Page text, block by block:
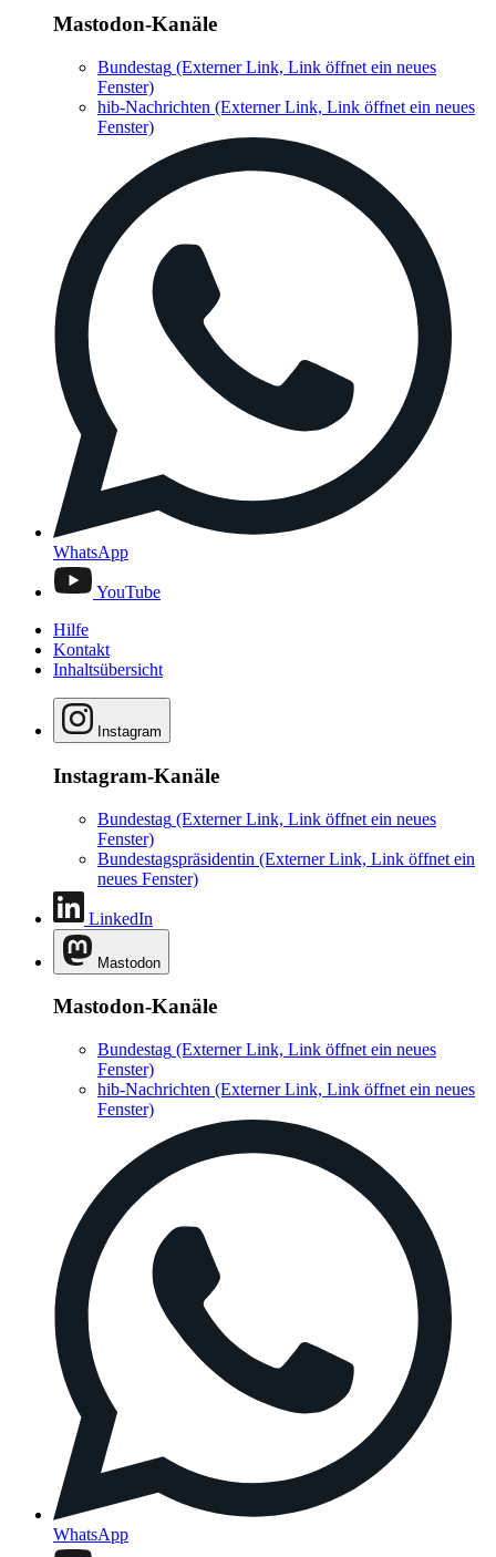
Mastodon-Kanäle
Bundestag (Externer Link, Link öffnet ein neues
Fenster)
hib-Nachrichten (Externer Link, Link öffnet ein neues
Fenster)
WhatsApp
YouTube
Hilfe
Kontakt
Inhaltsübersicht
Instagram
Instagram-Kanäle
Bundestag (Externer Link, Link öffnet ein neues
Fenster)
Bundestagspräsidentin (Externer Link, Link öffnet ein
neues Fenster)
LinkedIn
Mastodon
Mastodon-Kanäle
Bundestag (Externer Link, Link öffnet ein neues
Fenster)
hib-Nachrichten (Externer Link, Link öffnet ein neues
Fenster)
WhatsApp